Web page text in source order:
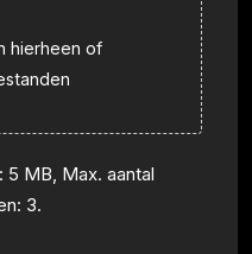
hierheen of
MB, Max. aantal
3.